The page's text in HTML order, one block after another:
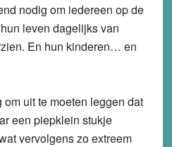
nodig om iedereen op de
leven dagelijks van
En hun kinderen… en
uit te moeten leggen dat
een piepklein stukje
vervolgens zo extreem